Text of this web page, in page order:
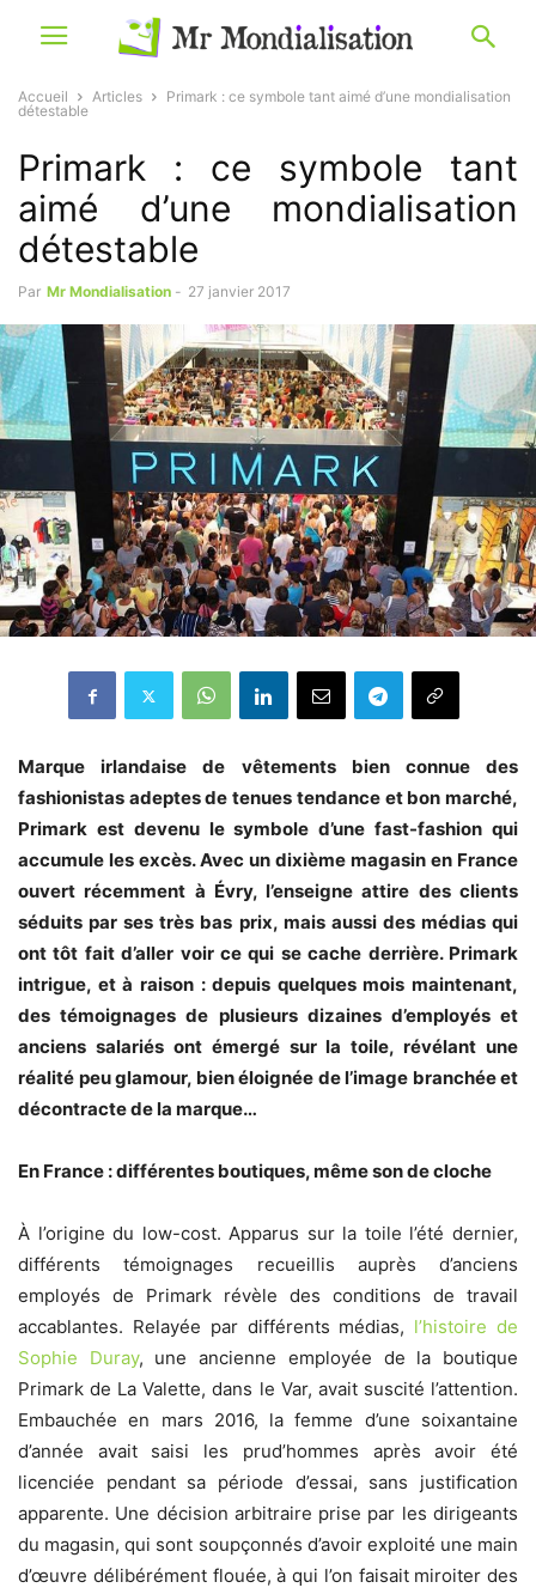
Accueil Articles
Primark : ce symbole tant aimé d’une mondialisation
détestable
Primark : ce symbole tant
aimé d’une mondialisation
détestable
Par Mr Mondialisation - 27 janvier 2017
Marque irlandaise de vêtements bien connue des
fashionistas adeptes de tenues tendance et bon marché,
Primark est devenu le symbole d’une fast-fashion qui
accumule les excès. Avec un dixième magasin en France
ouvert récemment à Évry, l’enseigne attire des clients
séduits par ses très bas prix, mais aussi des médias qui
ont tôt fait d’aller voir ce qui se cache derrière. Primark
intrigue, et à raison : depuis quelques mois maintenant,
des témoignages de plusieurs dizaines d’employés et
anciens salariés ont émergé sur la toile, révélant une
réalité peu glamour, bien éloignée de l’image branchée et
décontracte de la marque…
En France : différentes boutiques, même son de cloche
À l’origine du low-cost. Apparus sur la toile l’été dernier,
différents témoignages recueillis auprès d’anciens
employés de Primark révèle des conditions de travail
accablantes. Relayée par différents médias, l’histoire de
Sophie Duray, une ancienne employée de la boutique
Primark de La Valette, dans le Var, avait suscité l’attention.
Embauchée en mars 2016, la femme d’une soixantaine
d’année avait saisi les prud’hommes après avoir été
licenciée pendant sa période d’essai, sans justification
apparente. Une décision arbitraire prise par les dirigeants
du magasin, qui sont soupçonnés d’avoir exploité une main
d’œuvre délibérément flouée, à qui l’on faisait miroiter des